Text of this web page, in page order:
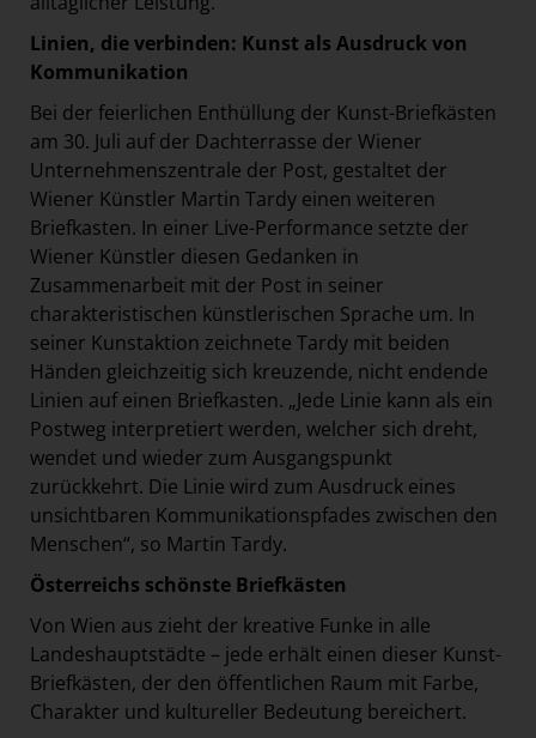
Linien, die verbinden: Kunst als Ausdruck von
Kommunikation
Bei der feierlichen Enthüllung der Kunst-Briefkästen
am 30. Juli auf der Dachterrasse der Wiener
Unternehmenszentrale der Post, gestaltet der
Wiener Künstler Martin Tardy einen weiteren
Briefkasten. In einer Live-Performance setzte der
Wiener Künstler diesen Gedanken in
Zusammenarbeit mit der Post in seiner
charakteristischen künstlerischen Sprache um. In
seiner Kunstaktion zeichnete Tardy mit beiden
Händen gleichzeitig sich kreuzende, nicht endende
Linien auf einen Briefkasten. „Jede Linie kann als ein
Postweg interpretiert werden, welcher sich dreht,
wendet und wieder zum Ausgangspunkt
zurückkehrt. Die Linie wird zum Ausdruck eines
unsichtbaren Kommunikationspfades zwischen den
Menschen“, so Martin Tardy.
Österreichs schönste Briefkästen
Von Wien aus zieht der kreative Funke in alle
Landeshauptstädte – jede erhält einen dieser Kunst-
Briefkästen, der den öffentlichen Raum mit Farbe,
Charakter und kultureller Bedeutung bereichert.